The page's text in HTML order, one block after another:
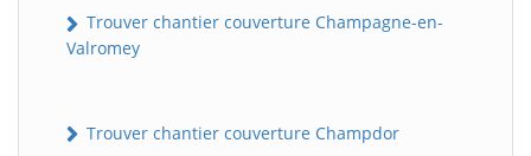
Trouver chantier couverture Champagne-en-
Valromey
Trouver chantier couverture Champdor